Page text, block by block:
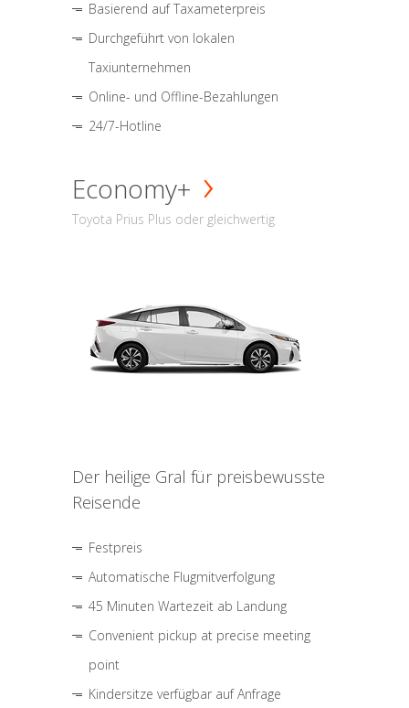
Basierend auf Taxameterpreis
Durchgeführt von lokalen
Taxiunternehmen
Online- und Offline-Bezahlungen
24/7-Hotline
Economy+
Toyota Prius Plus oder gleichwertig
Der heilige Gral für preisbewusste
Reisende
Festpreis
Automatische Flugmitverfolgung
45 Minuten Wartezeit ab Landung
Convenient pickup at precise meeting
point
Kindersitze verfügbar auf Anfrage